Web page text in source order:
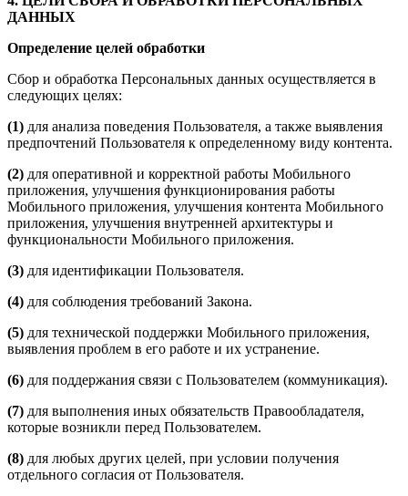
ДАННЫХ
Определение целей обработки
Сбор и обработка Персональных данных осуществляется в
следующих целях:
(1) для анализа поведения Пользователя, а также выявления
предпочтений Пользователя к определенному виду контента.
(2) для оперативной и корректной работы Мобильного
приложения, улучшения функционирования работы
Мобильного приложения, улучшения контента Мобильного
приложения, улучшения внутренней архитектуры и
функциональности Мобильного приложения.
(3) для идентификации Пользователя.
(4) для соблюдения требований Закона.
(5) для технической поддержки Мобильного приложения,
выявления проблем в его работе и их устранение.
(6) для поддержания связи с Пользователем (коммуникация).
(7) для выполнения иных обязательств Правообладателя,
которые возникли перед Пользователем.
(8) для любых других целей, при условии получения
отдельного согласия от Пользователя.